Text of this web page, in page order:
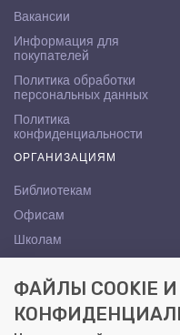
Вакансии
Информация для
покупателей
Политика обработки
персональных данных
Политика
конфиденциальности
ОРГАНИЗАЦИЯМ
Библиотекам
Офисам
Школам
КОНТАКТЫ
Саратов, ул. Осипова, 10А
ФАЙЛЫ COOKIE И